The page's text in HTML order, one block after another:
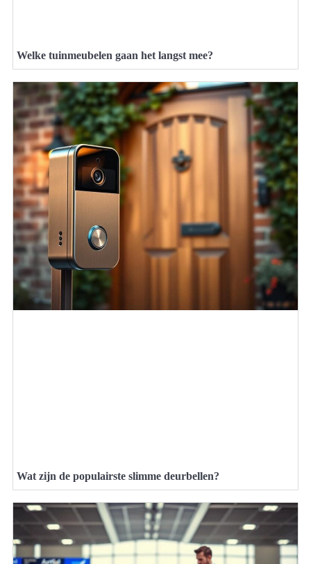
Welke tuinmeubelen gaan het langst mee?
Wat zijn de populairste slimme deurbellen?